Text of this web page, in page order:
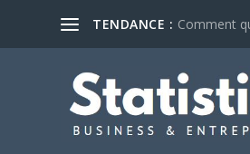
TENDANCE : Comment